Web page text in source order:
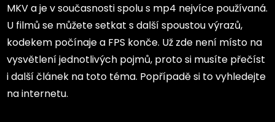
MKV a je v současnosti spolu s mp4 nejvíce používaná.
U filmů se můžete setkat s další spoustou výrazů,
kodekem počínaje a FPS konče. Už zde není místo na
vysvětlení jednotlivých pojmů, proto si musíte přečíst
i další článek na toto téma. Popřípadě si to vyhledejte
na internetu.